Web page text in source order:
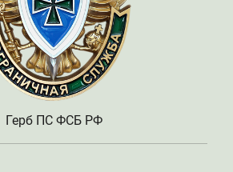
Герб ПС ФСБ РФ